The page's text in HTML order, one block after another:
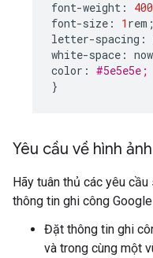
font-weight : 400
font-size : 1 rem ;
letter-spacing :
white-space :
color : #5e5e5e;
}
Yêu cầu về hình ảnh
Hãy tuân thủ các yêu
thông tin ghi công
Đặt thông tin ghi
và trong cùng một